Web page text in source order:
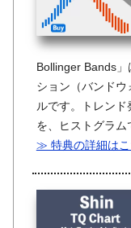
Bollinger Bands
ション（バンド
ルです。トレン
を、ヒストグラム
≫ 特典の詳細はこ